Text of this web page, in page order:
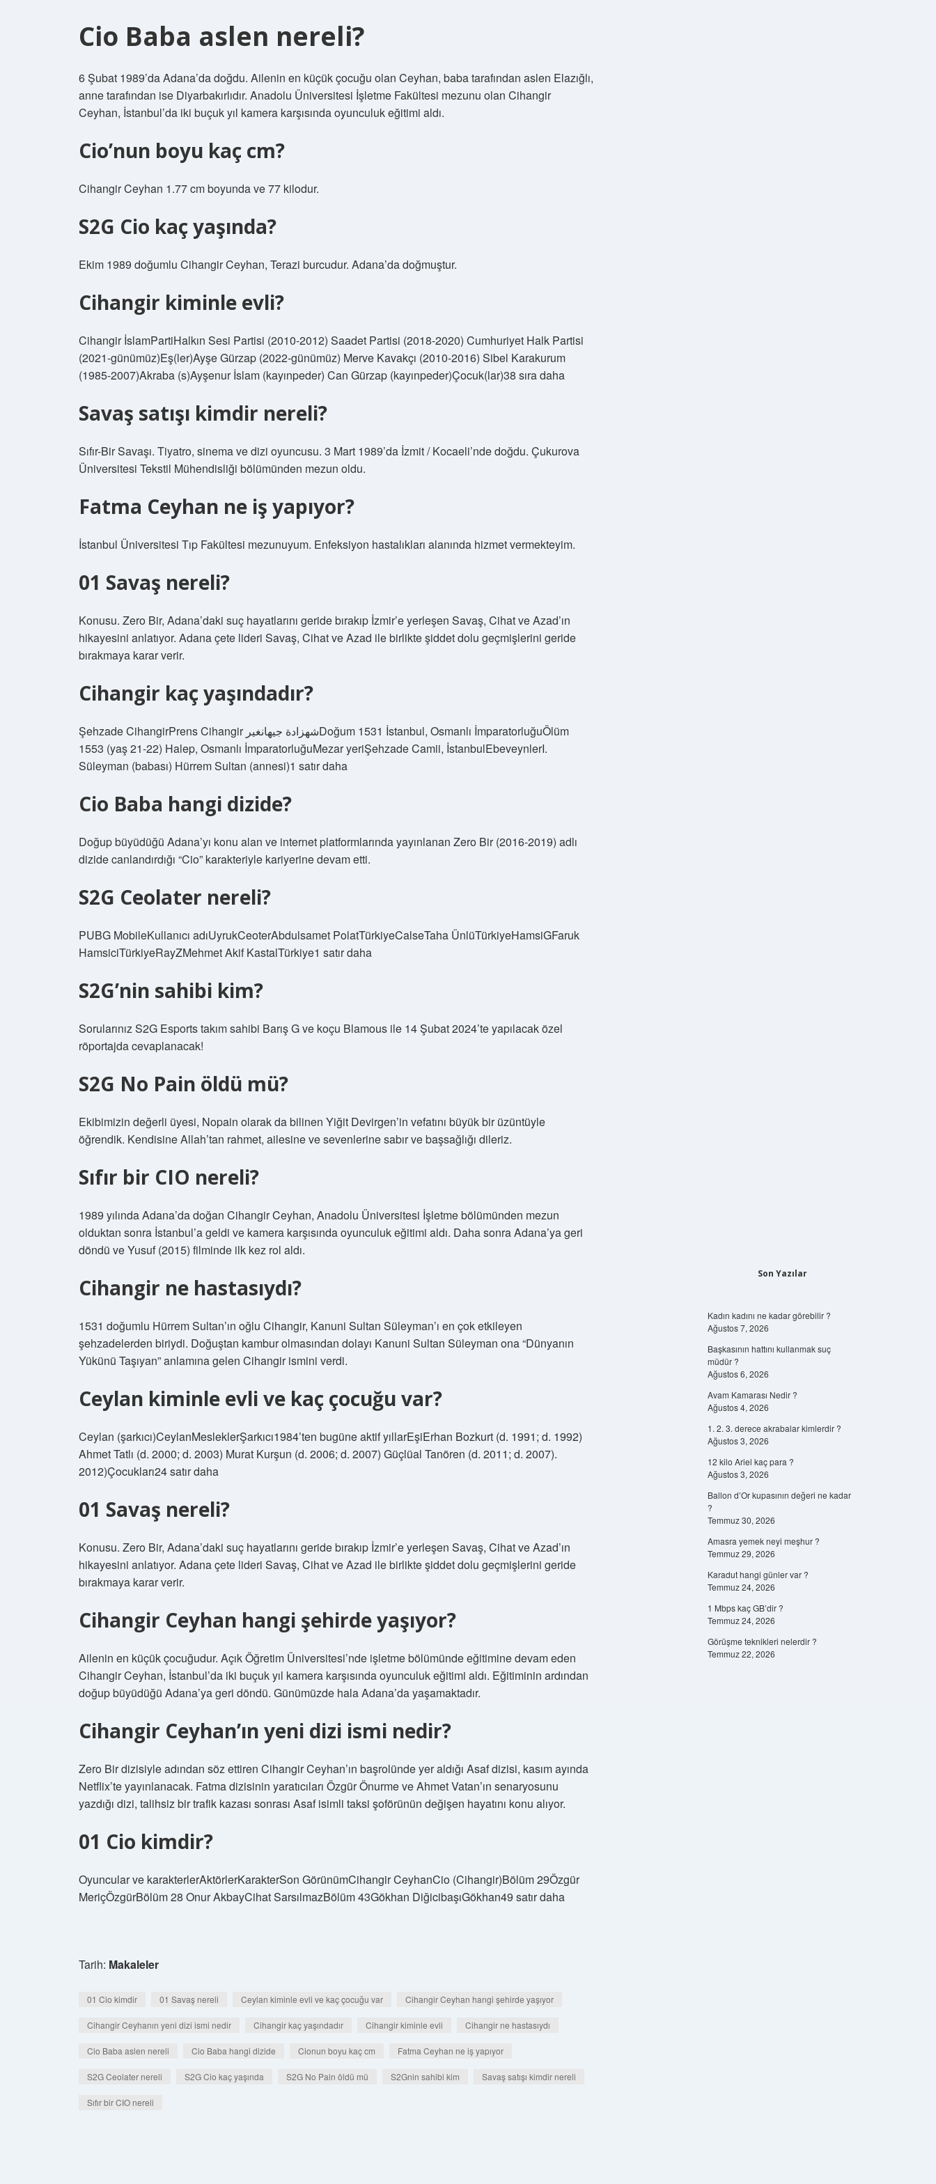
Cio Baba aslen nereli?
6 Şubat 1989’da Adana’da doğdu. Ailenin en küçük çocuğu olan Ceyhan, baba tarafından aslen Elazığlı,
anne tarafından ise Diyarbakırlıdır. Anadolu Üniversitesi İşletme Fakültesi mezunu olan Cihangir
Ceyhan, İstanbul’da iki buçuk yıl kamera karşısında oyunculuk eğitimi aldı.
Cio’nun boyu kaç cm?
Cihangir Ceyhan 1.77 cm boyunda ve 77 kilodur.
S2G Cio kaç yaşında?
Ekim 1989 doğumlu Cihangir Ceyhan, Terazi burcudur. Adana’da doğmuştur.
Cihangir kiminle evli?
Cihangir İslamPartiHalkın Sesi Partisi (2010-2012) Saadet Partisi (2018-2020) Cumhuriyet Halk Partisi
(2021-günümüz)Eş(ler)Ayşe Gürzap (2022-günümüz) Merve Kavakçı (2010-2016) Sibel Karakurum
(1985-2007)Akraba (s)Ayşenur İslam (kayınpeder) Can Gürzap (kayınpeder)Çocuk(lar)38 sıra daha
Savaş satışı kimdir nereli?
Sıfır-Bir Savaşı. Tiyatro, sinema ve dizi oyuncusu. 3 Mart 1989’da İzmit / Kocaeli’nde doğdu. Çukurova
Üniversitesi Tekstil Mühendisliği bölümünden mezun oldu.
Fatma Ceyhan ne iş yapıyor?
İstanbul Üniversitesi Tıp Fakültesi mezunuyum. Enfeksiyon hastalıkları alanında hizmet vermekteyim.
01 Savaş nereli?
Konusu. Zero Bir, Adana’daki suç hayatlarını geride bırakıp İzmir’e yerleşen Savaş, Cihat ve Azad’ın
hikayesini anlatıyor. Adana çete lideri Savaş, Cihat ve Azad ile birlikte şiddet dolu geçmişlerini geride
bırakmaya karar verir.
Cihangir kaç yaşındadır?
Şehzade CihangirPrens Cihangir شهزادة جيهانغيرDoğum 1531 İstanbul, Osmanlı İmparatorluğuÖlüm
1553 (yaş 21-22) Halep, Osmanlı İmparatorluğuMezar yeriŞehzade Camii, İstanbulEbeveynlerI.
Süleyman (babası) Hürrem Sultan (annesi)1 satır daha
Cio Baba hangi dizide?
Doğup büyüdüğü Adana’yı konu alan ve internet platformlarında yayınlanan Zero Bir (2016-2019) adlı
dizide canlandırdığı “Cio” karakteriyle kariyerine devam etti.
S2G Ceolater nereli?
PUBG MobileKullanıcı adıUyrukCeoterAbdulsamet PolatTürkiyeCalseTaha ÜnlüTürkiyeHamsiGFaruk
HamsiciTürkiyeRayZMehmet Akif KastalTürkiye1 satır daha
S2G’nin sahibi kim?
Sorularınız S2G Esports takım sahibi Barış G ve koçu Blamous ile 14 Şubat 2024’te yapılacak özel
röportajda cevaplanacak!
S2G No Pain öldü mü?
Ekibimizin değerli üyesi, Nopain olarak da bilinen Yiğit Devirgen’in vefatını büyük bir üzüntüyle
öğrendik. Kendisine Allah’tan rahmet, ailesine ve sevenlerine sabır ve başsağlığı dileriz.
Sıfır bir CIO nereli?
1989 yılında Adana’da doğan Cihangir Ceyhan, Anadolu Üniversitesi İşletme bölümünden mezun
olduktan sonra İstanbul’a geldi ve kamera karşısında oyunculuk eğitimi aldı. Daha sonra Adana’ya geri
döndü ve Yusuf (2015) filminde ilk kez rol aldı.
Cihangir ne hastasıydı?
1531 doğumlu Hürrem Sultan’ın oğlu Cihangir, Kanuni Sultan Süleyman’ı en çok etkileyen
şehzadelerden biriydi. Doğuştan kambur olmasından dolayı Kanuni Sultan Süleyman ona “Dünyanın
Yükünü Taşıyan” anlamına gelen Cihangir ismini verdi.
Ceylan kiminle evli ve kaç çocuğu var?
Ceylan (şarkıcı)CeylanMesleklerŞarkıcı1984’ten bugüne aktif yıllarEşiErhan Bozkurt (d. 1991; d. 1992)
Ahmet Tatlı (d. 2000; d. 2003) Murat Kurşun (d. 2006; d. 2007) Güçlüal Tanören (d. 2011; d. 2007).
2012)Çocukları24 satır daha
01 Savaş nereli?
Konusu. Zero Bir, Adana’daki suç hayatlarını geride bırakıp İzmir’e yerleşen Savaş, Cihat ve Azad’ın
hikayesini anlatıyor. Adana çete lideri Savaş, Cihat ve Azad ile birlikte şiddet dolu geçmişlerini geride
bırakmaya karar verir.
Cihangir Ceyhan hangi şehirde yaşıyor?
Ailenin en küçük çocuğudur. Açık Öğretim Üniversitesi’nde işletme bölümünde eğitimine devam eden
Cihangir Ceyhan, İstanbul’da iki buçuk yıl kamera karşısında oyunculuk eğitimi aldı. Eğitiminin ardından
doğup büyüdüğü Adana’ya geri döndü. Günümüzde hala Adana’da yaşamaktadır.
Cihangir Ceyhan’ın yeni dizi ismi nedir?
Zero Bir dizisiyle adından söz ettiren Cihangir Ceyhan’ın başrolünde yer aldığı Asaf dizisi, kasım ayında
Netflix’te yayınlanacak. Fatma dizisinin yaratıcıları Özgür Önurme ve Ahmet Vatan’ın senaryosunu
yazdığı dizi, talihsiz bir trafik kazası sonrası Asaf isimli taksi şoförünün değişen hayatını konu alıyor.
01 Cio kimdir?
Oyuncular ve karakterlerAktörlerKarakterSon GörünümCihangir CeyhanCio (Cihangir)Bölüm 29Özgür
MeriçÖzgürBölüm 28 Onur AkbayCihat SarsılmazBölüm 43Gökhan DiğicibaşıGökhan49 satır daha
Tarih: Makaleler
01 Cio kimdir 01 Savaş nereli Ceylan kiminle evli ve kaç çocuğu var Cihangir Ceyhan hangi şehirde yaşıyor
Cihangir Ceyhanın yeni dizi ismi nedir Cihangir kaç yaşındadır Cihangir kiminle evli Cihangir ne hastasıydı
Cio Baba aslen nereli Cio Baba hangi dizide Cionun boyu kaç cm Fatma Ceyhan ne iş yapıyor
S2G Ceolater nereli S2G Cio kaç yaşında S2G No Pain öldü mü S2Gnin sahibi kim Savaş satışı kimdir nereli
Sıfır bir CIO nereli
Son Yazılar
Kadın kadını ne kadar görebilir ?
Ağustos 7, 2026
Başkasının hattını kullanmak suç
müdür ?
Ağustos 6, 2026
Avam Kamarası Nedir ?
Ağustos 4, 2026
1. 2. 3. derece akrabalar kimlerdir ?
Ağustos 3, 2026
12 kilo Ariel kaç para ?
Ağustos 3, 2026
Ballon d’Or kupasının değeri ne kadar
?
Temmuz 30, 2026
Amasra yemek neyi meşhur ?
Temmuz 29, 2026
Karadut hangi günler var ?
Temmuz 24, 2026
1 Mbps kaç GB’dir ?
Temmuz 24, 2026
Görüşme teknikleri nelerdir ?
Temmuz 22, 2026